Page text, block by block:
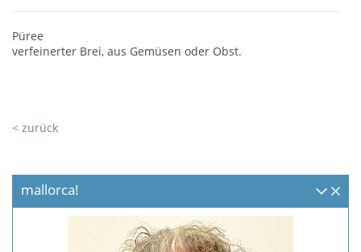
Püree
verfeinerter Brei, aus Gemüsen oder Obst.
< zurück
mallorca!